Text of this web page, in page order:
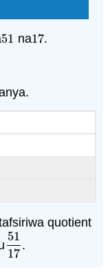
51
51 na17
17.
quotient
51
17
5117.